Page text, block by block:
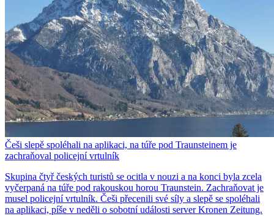
Češi slepě spoléhali na aplikaci, na túře pod Traunsteinem je
zachraňoval policejní vrtulník
Skupina čtyř českých turistů se ocitla v nouzi a na konci byla zcela
vyčerpaná na túře pod rakouskou horou Traunstein. Zachraňovat je
musel policejní vrtulník. Češi přecenili své síly a slepě se spoléhali
na aplikaci, píše v neděli o sobotní události server Kronen Zeitung.